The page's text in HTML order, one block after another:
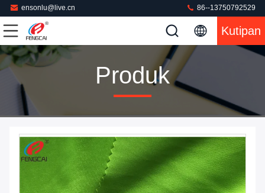
ensonlu@live.cn 86--13750792529
Kutipan
Produk